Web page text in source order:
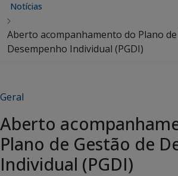
Notícias
Aberto acompanhamento do Plano de
Desempenho Individual (PGDI)
Geral
Aberto
Plano de Gestão de
Individual (PGDI)